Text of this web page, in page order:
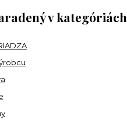
v kategóriách